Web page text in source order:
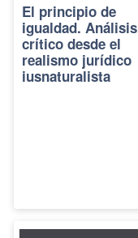
El principio de
igualdad. Análisis
crítico desde el
realismo jurídico
iusnaturalista